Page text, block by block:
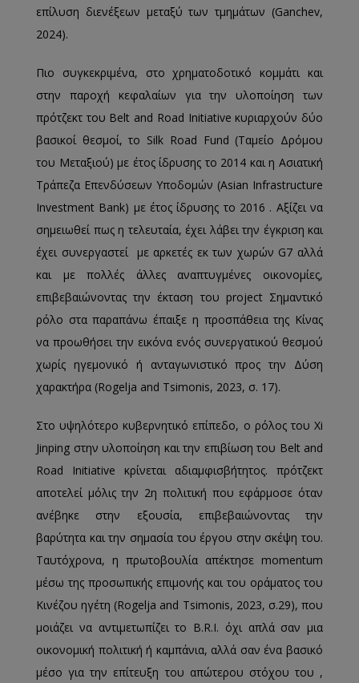
επίλυση διενέξεων μεταξύ των τμημάτων (Ganchev,
2024).
Πιο συγκεκριμένα, στο χρηματοδοτικό κομμάτι και
στην παροχή κεφαλαίων για την υλοποίηση των
πρότζεκτ του Belt and Road Initiative κυριαρχούν δύο
βασικοί θεσμοί, το Silk Road Fund (Ταμείο Δρόμου
του Μεταξιού) με έτος ίδρυσης το 2014 και η Ασιατική
Τράπεζα Επενδύσεων Υποδομών (Asian Infrastructure
Investment Bank) με έτος ίδρυσης το 2016 . Αξίζει να
σημειωθεί πως η τελευταία, έχει λάβει την έγκριση και
έχει συνεργαστεί με αρκετές εκ των χωρών G7 αλλά
και με πολλές άλλες αναπτυγμένες οικονομίες,
επιβεβαιώνοντας την έκταση του project Σημαντικό
ρόλο στα παραπάνω έπαιξε η προσπάθεια της Κίνας
να προωθήσει την εικόνα ενός συνεργατικού θεσμού
χωρίς ηγεμονικό ή ανταγωνιστικό προς την Δύση
χαρακτήρα (Rogelja and Tsimonis, 2023, σ. 17).
Στο υψηλότερο κυβερνητικό επίπεδο, ο ρόλος του Xi
Jinping στην υλοποίηση και την επιβίωση του Belt and
Road Initiative κρίνεται αδιαμφισβήτητος. πρότζεκτ
αποτελεί μόλις την 2η πολιτική που εφάρμοσε όταν
ανέβηκε στην εξουσία, επιβεβαιώνοντας την
βαρύτητα και την σημασία του έργου στην σκέψη του.
Ταυτόχρονα, η πρωτοβουλία απέκτησε momentum
μέσω της προσωπικής επιμονής και του οράματος του
Κινέζου ηγέτη (Rogelja and Tsimonis, 2023, σ.29), που
μοιάζει να αντιμετωπίζει το B.R.I. όχι απλά σαν μια
οικονομική πολιτική ή καμπάνια, αλλά σαν ένα βασικό
μέσο για την επίτευξη του απώτερου στόχου του ,